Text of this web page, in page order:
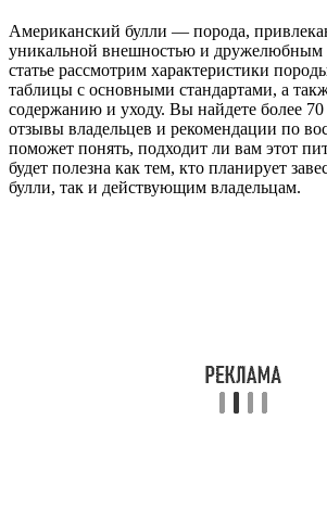
Американский булли — порода,
уникальной внешностью и дружелюбным
статье рассмотрим характеристики
таблицы с основными стандартами, а
содержанию и уходу. Вы найдете более
отзывы владельцев и рекомендации по
поможет понять, подходит ли вам этот
будет полезна как тем, кто планирует
булли, так и действующим владельцам.